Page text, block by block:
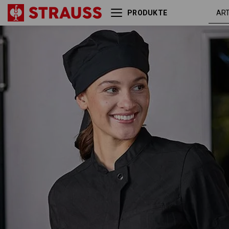
PRODUKTE
Berufsjacke 3/4-Arm
e.s.fusion, Damen